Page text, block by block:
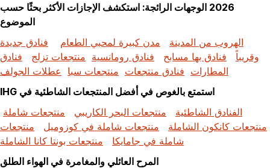
2026 الوجهات الرائجة: استكشف الإجازات الأكثر بحثًا حسب
الموضوع
الهروب من المدينة
مدن كبيرة لمحبي الطعام
فنادق جديدة
وقريباً
فنادق بها مسابح فنادق رومانسية منتجعات تزلج
فنادق
المطارات فنادق منتجعات منتجعات سبا
عطلات الجولف
استمتع بالغوص في أفضل المنتجعات الشاطئية في IHG
الفنادق الشاطئية
منتجعات البحر الكاريبي
منتجعات شاملة
منتجعات كانكون الشاملة
منتجعات شاملة في كوزوميل
منتجعات
شاملة في جامايكا
منتجعات بونتا كانا الشاملة
المرح العائلي والمغامرة في الهواء الطلق